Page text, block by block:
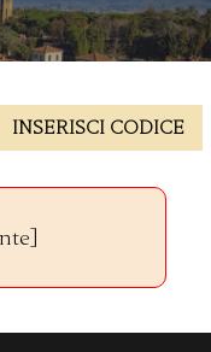
INSERISCI CODICE